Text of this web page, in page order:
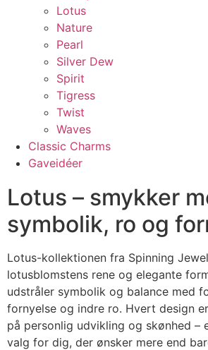
Lotus
Nature
Pearl
Silver Dew
Spirit
Tigress
Twist
Waves
Classic Charms
Gaveidéer
Lotus – smykker
symbolik, ro og
Lotus-kollektionen fra Spinning
lotusblomstens rene og elegante
udstråler symbolik og balance med
fornyelse og indre ro. Hvert design
på personlig udvikling og skønhed –
valg for dig, der ønsker mere end